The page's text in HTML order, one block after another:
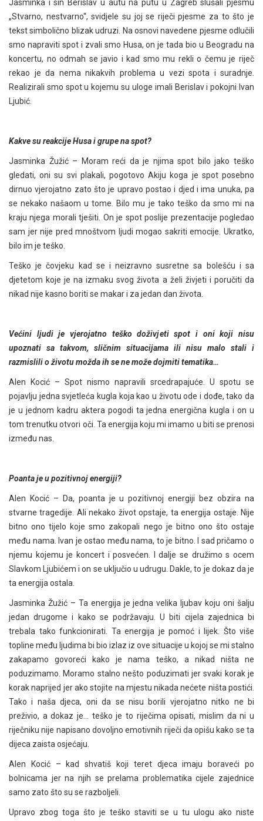
Jasminka i sin Berislav u autu na putu u Zagreb slušali pjesmu
„Stvarno, nestvarno“, svidjele su joj se riječi pjesme za to što je
tekst simbolično blizak udruzi. Na osnovi navedene pjesme odlučili
smo napraviti spot i zvali smo Husa, on je tada bio u Beogradu na
koncertu, no odmah se javio i kad smo mu rekli o čemu je riječ
rekao je da nema nikakvih problema u vezi spota i suradnje.
Realizirali smo spot u kojemu su uloge imali Berislav i pokojni Ivan
Ljubić.
Kakve su reakcije Husa i grupe na spot?
Jasminka Žužić – Moram reći da je njima spot bilo jako teško
gledati, oni su svi plakali, pogotovo Akiju koga je spot posebno
dirnuo vjerojatno zato što je upravo postao i djed i ima unuka, pa
se nekako našaom u tome. Bilo mu je tako teško da smo mi na
kraju njega morali tješiti. On je spot poslije prezentacije pogledao
sam jer nije pred mnoštvom ljudi mogao sakriti emocije. Ukratko,
bilo im je teško.
Teško je čovjeku kad se i neizravno susretne sa bolešću i sa
djetetom koje je na izmaku svog života a želi živjeti i poručiti da
nikad nije kasno boriti se makar i za jedan dan života.
Većini ljudi je vjerojatno teško doživjeti spot i oni koji nisu
upoznati sa takvom, sličnim situacijama ili nisu malo stali i
razmislili o životu možda ih se ne može dojmiti tematika…
Alen Kocić – Spot nismo napravili srcedrapajuće. U spotu se
pojavlju jedna svjetleća kugla koja kao u životu ode i dođe, tako da
je u jednom kadru aktera pogodi ta jedna energična kugla i on u
tom trenutku otvori oči. Ta energija koju mi imamo u biti se prenosi
između nas.
Poanta je u pozitivnoj energiji?
Alen Kocić – Da, poanta je u pozitivnoj energiji bez obzira na
stvarne tragedije. Ali nekako život opstaje, ta energija ostaje. Nije
bitno ono tijelo koje smo zakopali nego je bitno ono što ostaje
među nama. Ivan je ostao među nama, to je bitno. I sad pričamo o
njemu kojemu je koncert i posvećen. I dalje se družimo s ocem
Slavkom Ljubićem i on se uključio u udrugu. Dakle, to je dokaz da je
ta energija ostala.
Jasminka Žužić – Ta energija je jedna velika ljubav koju oni šalju
jedan drugome i kako se podržavaju. U biti cijela zajednica bi
trebala tako funkcionirati. Ta energija je pomoć i lijek. Što više
topline među ljudima bi bio izlaz iz ove situacije u kojoj se mi stalno
zakapamo govoreći kako je nama teško, a nikad ništa ne
poduzimamo. Moramo stalno nešto poduzimati jer svaki korak je
korak naprijed jer ako stojite na mjestu nikada nećete ništa postići.
Tako i naša djeca, oni da se nisu borili vjerojatno nitko ne bi
preživio, a dokaz je… teško je to riječima opisati, mislim da ni u
riječniku nije napisano dovoljno emotivnih riječi da opišu kako se ta
dijeca zaista osjećaju.
Alen Kocić – kad shvatiš koji teret djeca imaju boraveći po
bolnicama jer na njih se prelama problematika cijele zajednice
samo zato što su se razboljeli.
Upravo zbog toga što je teško staviti se u tu ulogu ako niste